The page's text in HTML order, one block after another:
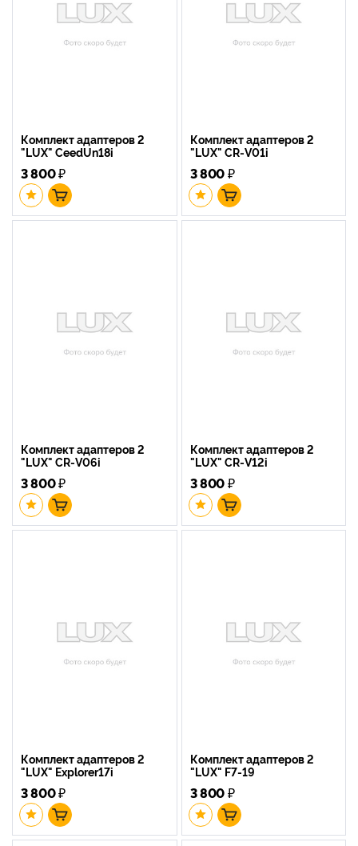
Комплект адаптеров 2
"LUX" CeedUn18i
3 800₽
Комплект адаптеров 2
"LUX" CR-V01i
3 800₽
Комплект адаптеров 2
"LUX" CR-V06i
3 800₽
Комплект адаптеров 2
"LUX" CR-V12i
3 800₽
Комплект адаптеров 2
"LUX" Explorer17i
3 800₽
Комплект адаптеров 2
"LUX" F7-19
3 800₽